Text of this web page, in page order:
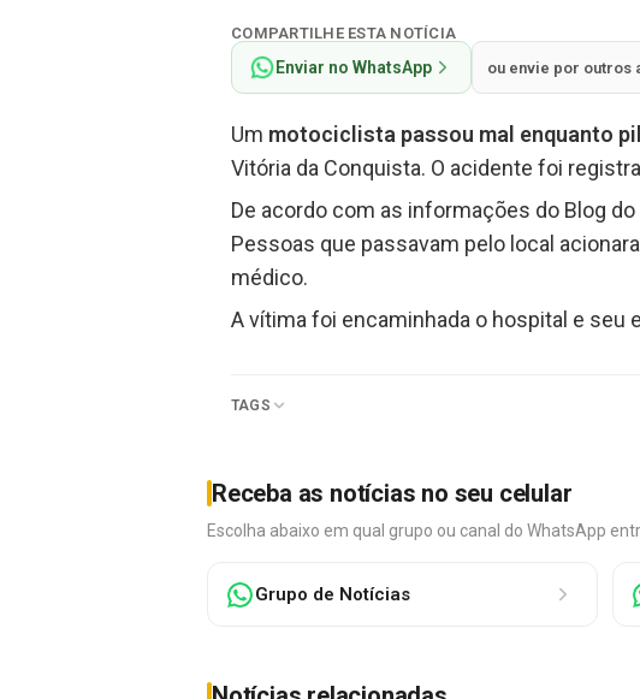
COMPARTILHE ESTA NOTÍCIA
Enviar no WhatsApp ou envie por outros
Um motociclista passou mal enquanto
Vitória da Conquista. O acidente foi
De acordo com as informações do Blog
Pessoas que passavam pelo local
médico.
A vítima foi encaminhada o hospital e seu
TAGS
Receba as notícias no seu celular
Escolha abaixo em qual grupo ou canal do WhatsApp
Grupo de Notícias